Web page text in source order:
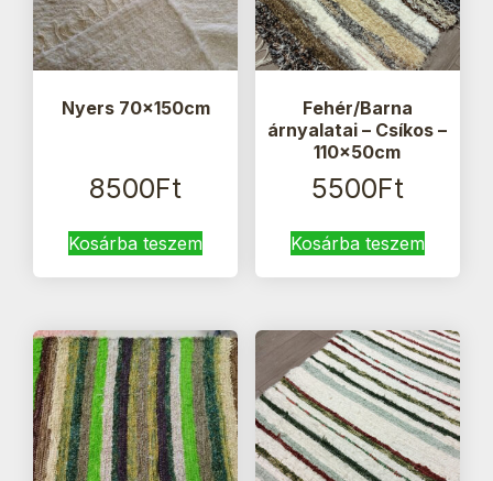
Nyers 70x150cm
8500Ft
Kosárba teszem
Fehér/Barna
árnyalatai – Csíkos –
110x50cm
5500Ft
Kosárba teszem